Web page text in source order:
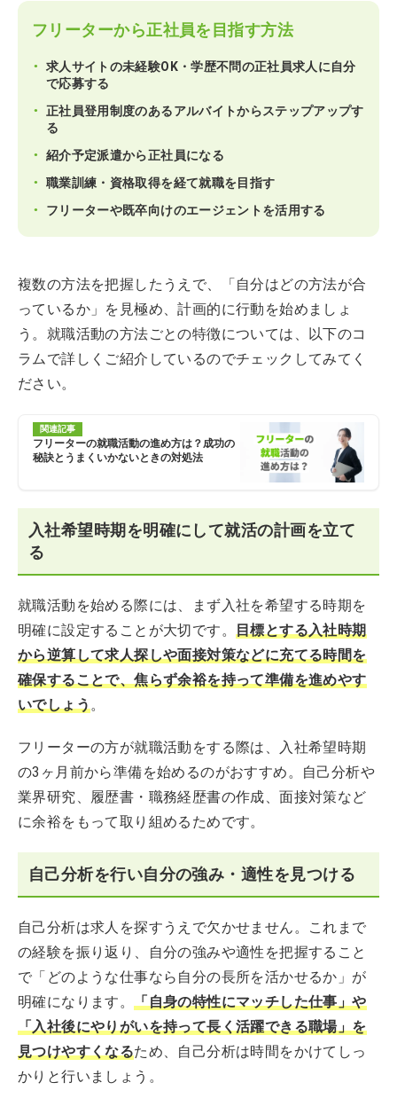
フリーターから正社員を目指す方法
求人サイトの未経験OK・学歴不問の正社員求人に自分
で応募する
正社員登用制度のあるアルバイトからステップアップす
る
紹介予定派遣から正社員になる
職業訓練・資格取得を経て就職を目指す
フリーターや既卒向けのエージェントを活用する
複数の方法を把握したうえで、「自分はどの方法が合
っているか」を見極め、計画的に行動を始めましょ
う。就職活動の方法ごとの特徴については、以下のコ
ラムで詳しくご紹介しているのでチェックしてみてく
ださい。
関連記事
フリーターの就職活動の進め方は？成功の
秘訣とうまくいかないときの対処法
入社希望時期を明確にして就活の計画を立て
る
就職活動を始める際には、まず入社を希望する時期を
明確に設定することが大切です。 目標とする入社時期
から逆算して求人探しや面接対策などに充てる時間を
確保することで、焦らず余裕を持って準備を進めやす
いでしょう。
フリーターの方が就職活動をする際は、入社希望時期
の3ヶ月前から準備を始めるのがおすすめ。自己分析や
業界研究、履歴書・職務経歴書の作成、面接対策など
に余裕をもって取り組めるためです。
自己分析を行い自分の強み・適性を見つける
自己分析は求人を探すうえで欠かせません。これまで
の経験を振り返り、自分の強みや適性を把握すること
で「どのような仕事なら自分の長所を活かせるか」が
明確になります。「自身の特性にマッチした仕事」や
「入社後にやりがいを持って長く活躍できる職場」を
見つけやすくなるため、自己分析は時間をかけてしっ
かりと行いましょう。